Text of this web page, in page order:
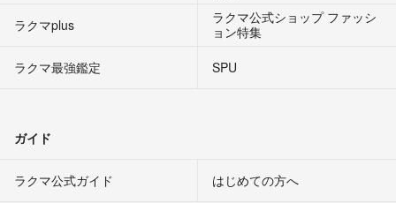
ラクマplus
ラクマ公式ショップ ファッシ
ョン特集
ラクマ最強鑑定
SPU
ガイド
ラクマ公式ガイド はじめての方へ